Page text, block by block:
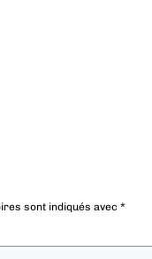
sont indiqués avec *